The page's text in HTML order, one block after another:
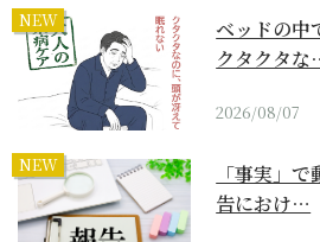
NEW
ベッドの
クタクタ
2026/08/07
NEW
「事実」
告におけ…